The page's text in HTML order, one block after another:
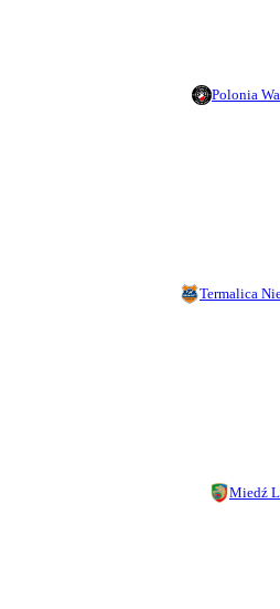
Polonia
Termalica
Miedź